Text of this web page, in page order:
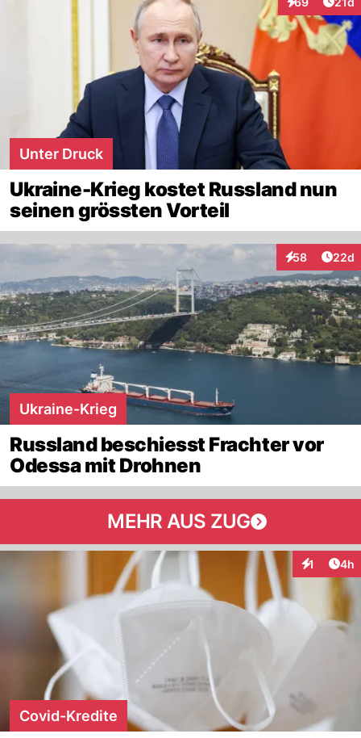
Interaktionen
Unter Druck
Ukraine-Krieg kostet Russland nun
seinen grössten Vorteil
58
Interaktionen
22d
Ukraine-Krieg
Russland beschiesst Frachter vor
Odessa mit Drohnen
MEHR AUS ZUG
1 4h
Covid-Kredite